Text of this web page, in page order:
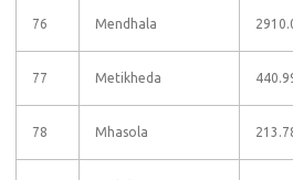
76 Mendhala
77 Metikheda
78 Mhasola